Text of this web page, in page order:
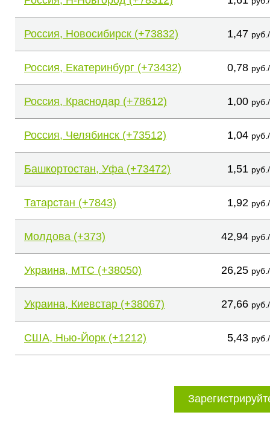
Россия, Новосибирск (+73832) 1,47
Россия, Екатеринбург (+73432) 0,78
Россия, Краснодар (+78612) 1,00
Россия, Челябинск (+73512) 1,04
Башкортостан, Уфа (+73472) 1,51
Татарстан (+7843) 1,92
Молдова (+373) 42,94
Украина, МТС (+38050) 26,25
Украина, Киевстар (+38067) 27,66
США, Нью-Йорк (+1212) 5,43